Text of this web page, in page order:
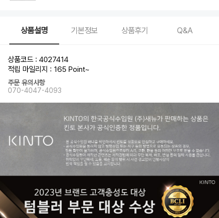
상품설명 기본정보 상품후기 Q&A
상품코드 : 4027414
적립 마일리지 : 165 Point~
주문 유의사항
070-4047-4093